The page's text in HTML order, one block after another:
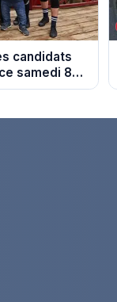
candidats
samedi 8